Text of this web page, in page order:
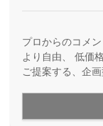
プロからのコメン
より自由、 低価
ご提案する、企
しています。土
い。